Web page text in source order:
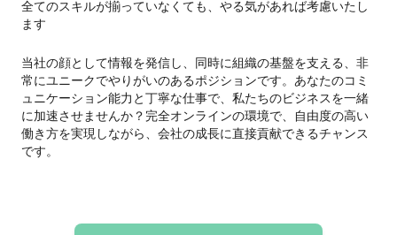
全てのスキルが揃っていなくても、やる気があれば考慮いたし
ます
当社の顔として情報を発信し、同時に組織の基盤を支える、非
常にユニークでやりがいのあるポジションです。あなたのコミ
ュニケーション能力と丁寧な仕事で、私たちのビジネスを一緒
に加速させませんか？完全オンラインの環境で、自由度の高い
働き方を実現しながら、会社の成長に直接貢献できるチャンス
です。